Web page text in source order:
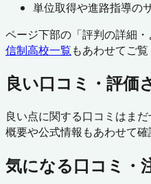
単位取得や進路指導の
ページ下部の「評判の詳細・
信制高校一覧もあわせてご覧
良い口コミ・評価
良い点に関する口コミはま
概要や公式情報もあわせて確
気になる口コミ・